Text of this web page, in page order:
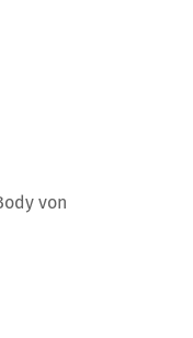
von